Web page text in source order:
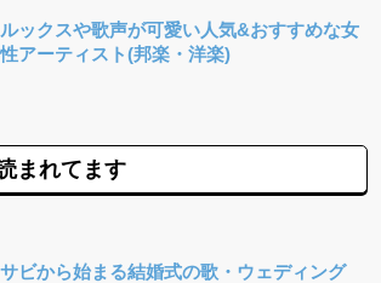
ルックスや歌声が可愛い人気&おすすめな女
性アーティスト(邦楽・洋楽)
まれてます
サビから始まる結婚式の歌・ウェディング